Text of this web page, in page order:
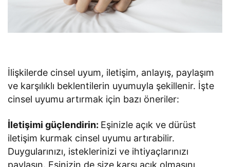
İlişkilerde cinsel uyum, iletişim, anlayış, paylaşım
ve karşılıklı beklentilerin uyumuyla şekillenir. İşte
cinsel uyumu artırmak için bazı öneriler:
İletişimi güçlendirin: Eşinizle açık ve dürüst
iletişim kurmak cinsel uyumu artırabilir.
Duygularınızı, isteklerinizi ve ihtiyaçlarınızı
paylaşın. Eşinizin de size karşı açık olmasını